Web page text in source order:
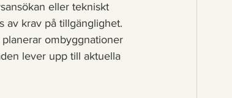
eller tekniskt
av krav på tillgänglighet.
ombyggnationer
lever upp till aktuella